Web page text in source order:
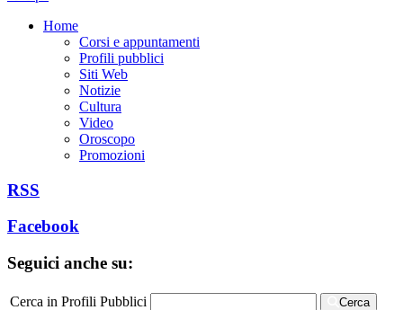
Home
Corsi e appuntamenti
Profili pubblici
Siti Web
Notizie
Cultura
Video
Oroscopo
Promozioni
RSS
Facebook
Seguici anche su:
Cerca in Profili Pubblici Cerca